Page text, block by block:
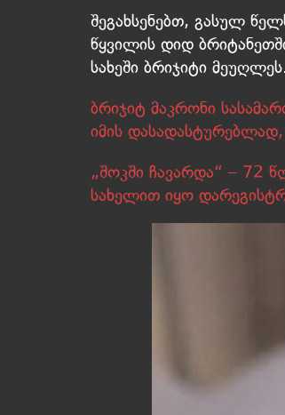
შეგახსენებთ, გასულ
წყვილის დიდ
სახეში ბრიჯიტი
ბრიჯიტ მაკრონი
იმის
„შოკში ჩავარდა“ – 72
სახელით იყო